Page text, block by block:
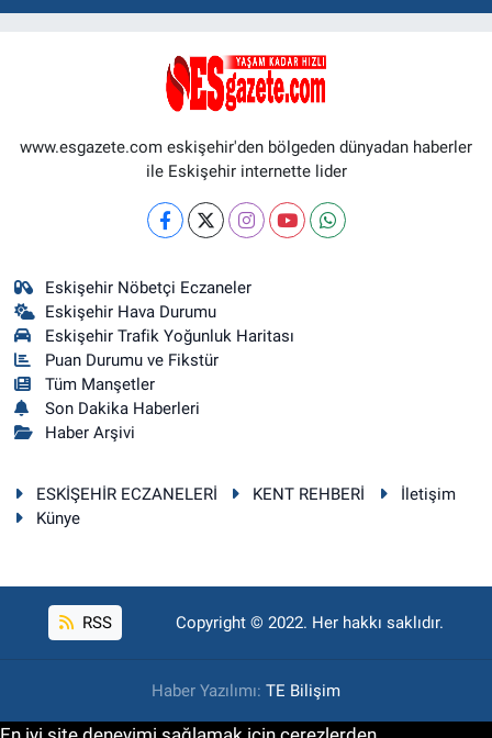
www.esgazete.com eskişehir'den bölgeden dünyadan haberler
ile Eskişehir internette lider
Eskişehir Nöbetçi Eczaneler
Eskişehir Hava Durumu
Eskişehir Trafik Yoğunluk Haritası
Puan Durumu ve Fikstür
Tüm Manşetler
Son Dakika Haberleri
Haber Arşivi
ESKİŞEHİR ECZANELERİ KENT REHBERİ
İletişim
Künye
RSS Copyright © 2022. Her hakkı saklıdır.
Haber Yazılımı: TE Bilişim